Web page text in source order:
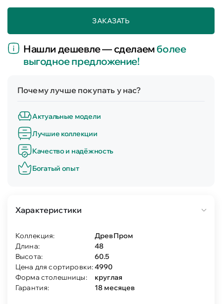
ЗАКАЗАТЬ
Нашли дешевле — сделаемболее
выгодное предложение!
Почему лучше покупать у нас?
Актуальные модели
Лучшие коллекции
Качество и надёжность
Богатый опыт
Характеристики
Коллекция:
ДревПром
Длина:
48
Высота:
60.5
Цена для сортировки:4990
Форма столешницы:
круглая
Гарантия:
18 месяцев